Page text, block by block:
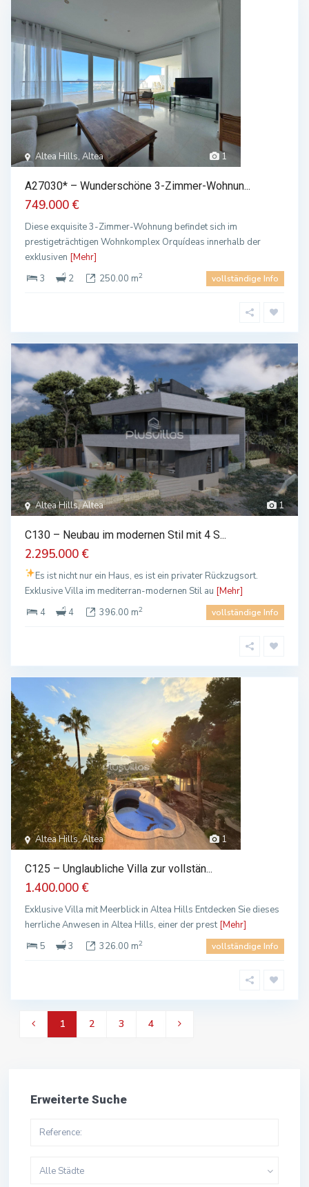
1
Altea Hills, Altea
A27030* – Wunderschöne 3-Zimmer-Wohnun...
749.000 €
Diese exquisite 3-Zimmer-Wohnung befindet sich im
prestigeträchtigen Wohnkomplex Orquídeas innerhalb der
exklusiven [Mehr]
3
2 250.00 m2 vollständige Info
1
Altea Hills, Altea
C130 – Neubau im modernen Stil mit 4 S...
2.295.000 €
Es ist nicht nur ein Haus, es ist ein privater Rückzugsort.
Exklusive Villa im mediterran-modernen Stil au [Mehr]
4
4 396.00 m2 vollständige Info
1
Altea Hills, Altea
C125 – Unglaubliche Villa zur vollstän...
1.400.000 €
Exklusive Villa mit Meerblick in Altea Hills Entdecken Sie dieses
herrliche Anwesen in Altea Hills, einer der prest [Mehr]
5
3 326.00 m2 vollständige Info
1 2 3 4
Erweiterte Suche
Alle Städte